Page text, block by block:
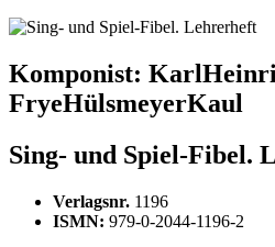
Komponist:
FryeHülsmeyerKaul
Sing- und Spiel-Fibel.
Verlagsnr. 1196
ISMN: 979-0-2044-1196-2